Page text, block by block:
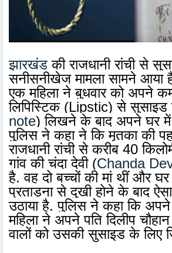
झारखंड की राजधानी रांची से
सनीसनीखेज मामला सामने आया
एक महिला ने बुधवार को अपने
लिपिस्टिक (Lipstic) से सुसाइड
note) लिखने के बाद अपने घर में
पुलिस ने कहा ने कि मृतका की
राजधानी रांची से करीब 40
गांव की चंदा देवी (Chanda
है. वह दो बच्चों की मां थीं और
प्रताड़ना से दुखी होने के बाद
उठाया है. पुलिस ने कहा कि
महिला ने अपने पति दिलीप
वालों को उसकी सुसाइड के लिए